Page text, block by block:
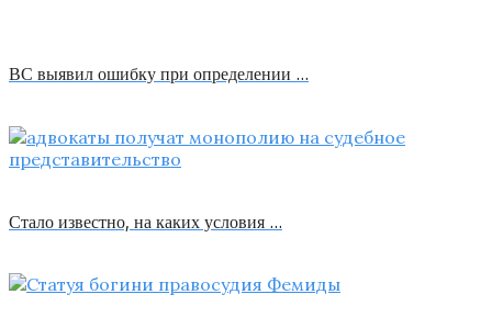
ВС выявил ошибку при определении …
Стало известно, на каких условия …